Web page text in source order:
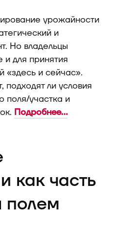
урожайности
и
Но владельцы
для принятия
и сейчас».
ли условия
поля/участка и
Подробнее...
как часть
полем